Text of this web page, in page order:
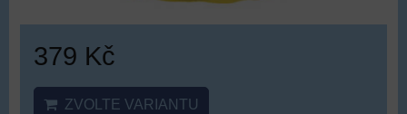
379 Kč
ZVOLTE VARIANTU